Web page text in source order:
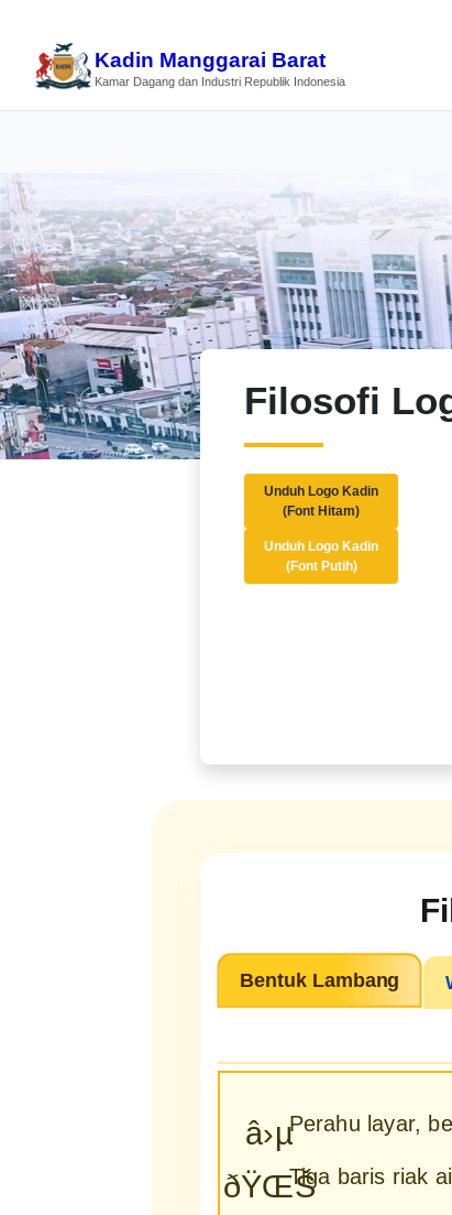
Kadin Manggarai Barat
Kamar Dagang dan Industri Republik Indonesia
Filosofi
Unduh Logo Kadin
(Font Hitam)
Unduh Logo Kadin
(Font Putih)
Bentuk Lambang
â›µPerahu layar,
ðŸŒŠTiga baris riak